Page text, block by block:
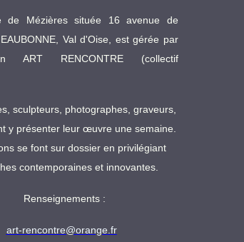
de Mézières située 16 avenue de
Val d'Oise, est gérée par
ART RENCONTRE (collectif
sculpteurs, photographes, graveurs,
y présenter leur œuvre une semaine.
se font sur dossier en privilégiant
contemporaines et innovantes.
Renseignements :
art-rencontre@orange.fr